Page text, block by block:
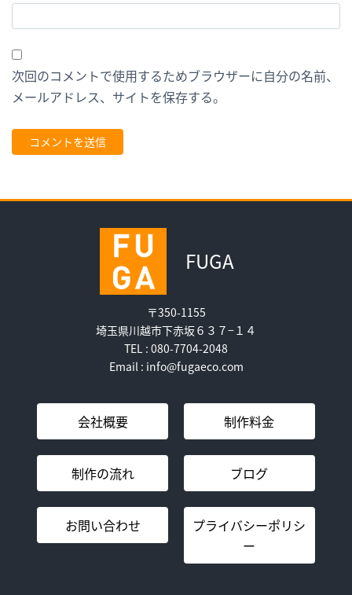
次回のコメントで使用するためブラウザーに自分の名前、
メールアドレス、サイトを保存する。
FUGA
〒350-1155
埼玉県川越市下赤坂６３７−１４
TEL : 080-7704-2048
Email : info@fugaeco.com
会社概要 制作料金
制作の流れ ブログ
お問い合わせ
プライバシーポリシ
ー